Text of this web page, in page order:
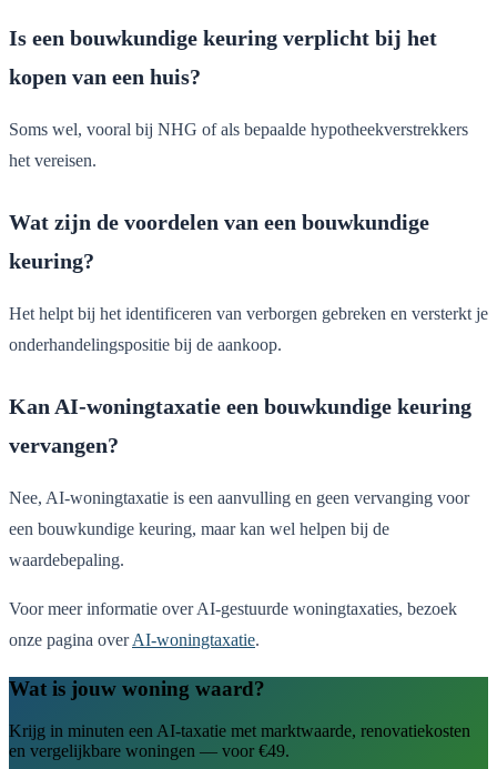
Is een bouwkundige keuring verplicht bij het
kopen van een huis?
Soms wel, vooral bij NHG of als bepaalde hypotheekverstrekkers
het vereisen.
Wat zijn de voordelen van een bouwkundige
keuring?
Het helpt bij het identificeren van verborgen gebreken en versterkt je
onderhandelingspositie bij de aankoop.
Kan AI-woningtaxatie een bouwkundige keuring
vervangen?
Nee, AI-woningtaxatie is een aanvulling en geen vervanging voor
een bouwkundige keuring, maar kan wel helpen bij de
waardebepaling.
Voor meer informatie over AI-gestuurde woningtaxaties, bezoek
onze pagina overAI-woningtaxatie.
Wat is jouw woning waard?
Krijg in minuten een AI-taxatie met marktwaarde, renovatiekosten
en vergelijkbare woningen — voor €49.